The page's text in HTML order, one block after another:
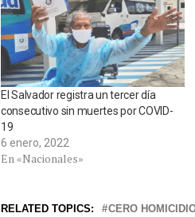
El Salvador registra un tercer día
consecutivo sin muertes por COVID-
19
6 enero, 2022
En «Nacionales»
RELATED TOPICS: CERO